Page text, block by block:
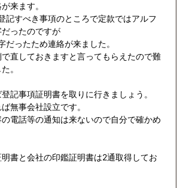
来ます。
記すべき事項のところで定款ではアルフ
ったのですが
だったため連絡が来ました。
直しておきますと言ってもらえたので難
。
記事項証明書を取りに行きましょう。
無事会社設立です。
電話等の通知は来ないので自分で確かめ
書と会社の印鑑証明書は2通取得してお